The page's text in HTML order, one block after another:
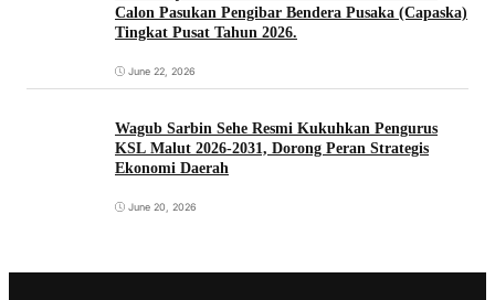
Calon Pasukan Pengibar Bendera Pusaka (Capaska)
Tingkat Pusat Tahun 2026.
June 22, 2026
Wagub Sarbin Sehe Resmi Kukuhkan Pengurus
KSL Malut 2026-2031, Dorong Peran Strategis
Ekonomi Daerah
June 20, 2026